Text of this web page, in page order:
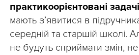
практикоорієнтовані задачі
мають з’явитися в
середній та старшій школі.
не будуть сприймати змін,